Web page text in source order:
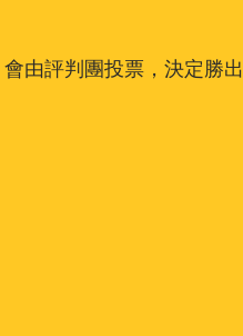
由評判團投票，決定勝出